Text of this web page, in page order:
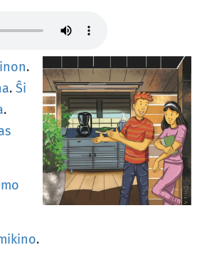
.
. Ŝi
.
.